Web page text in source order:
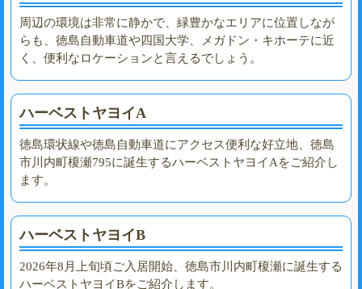
周辺の環境は非常に静かで、緑豊かなエリアに位置しなが
らも、徳島自動車道や四国大学、メガドン・キホーテに近
く、便利なロケーションと言えるでしょう。
ハーベストヤヨイA
徳島環状線や徳島自動車道にアクセス便利な好立地、徳島
市川内町榎瀬795に誕生するハーベストヤヨイAをご紹介し
ます。
ハーベストヤヨイB
2026年8月上旬頃ご入居開始、徳島市川内町榎瀬に誕生する
ハーベストヤヨイBをご紹介します。